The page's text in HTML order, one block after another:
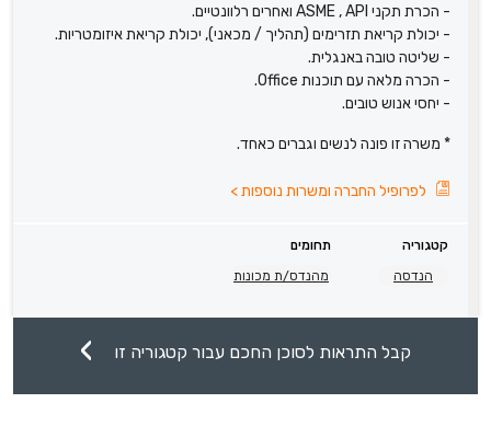
- הכרת תקני ASME , API ואחרים רלוונטיים.
- יכולת קריאת תזרימים (תהליך / מכאני), יכולת קריאת איזומטריות.
- שליטה טובה באנגלית.
- הכרה מלאה עם תוכנות Office.
- יחסי אנוש טובים.
* משרה זו פונה לנשים וגברים כאחד.
לפרופיל החברה ומשרות נוספות>
קטגוריה
תחומים
הנדסה
מהנדס/ת מכונות
קבל התראות לסוכן החכם עבור קטגוריה זו